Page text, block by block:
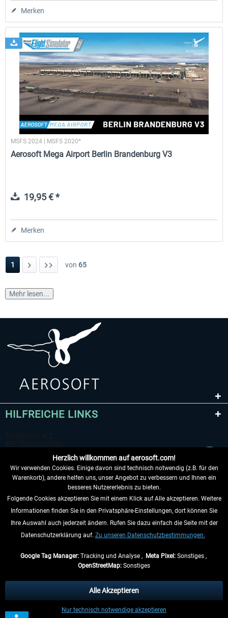
Merken
MSFS 2024 | MSFS 2020*
Aerosoft Mega Airport Berlin Brandenburg V3
19,95 € *
Merken
1 von 65
Mehr lesen...
HILFREICHE LINKS
VERTRAG WIDERRUFEN
INFORMATIONEN
anders beschrieben.
** Gilt für Lieferungen innerhalb Deutschlands, Lieferzeiten für andere Länder
entnehmen Sie bitte denVersandinformationen
Herzlich willkommen auf aerosoft.com!
Wir verwenden Cookies. Einige davon sind technisch notwendig (z.B. für den
Warenkorb), andere helfen uns, unser Angebot zu verbessern und Ihnen ein
besseres Nutzererlebnis zu bieten.
Folgende Cookies akzeptieren Sie mit einem Klick auf Alle akzeptieren. Weitere
Informationen finden Sie in den Privatsphäre-Einstellungen, dort können Sie
Ihre Auswahl auch jederzeit ändern. Rufen Sie dazu einfach die Seite mit der
Datenschutzerklärung auf. Zu unseren Datenschutzbestimmungen.
Google Tag Manager:Tracking und Analyse , Meta Pixel:Sonstiges ,
OpenStreetMap: Sonstiges
Nur technisch notwendige akzeptieren
Alle Akzeptieren